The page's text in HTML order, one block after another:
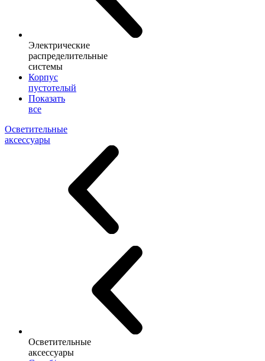
Электрические
распределительные
системы
Корпус
пустотелый
Показать
все
Осветительные
аксессуары
Осветительные
аксессуары